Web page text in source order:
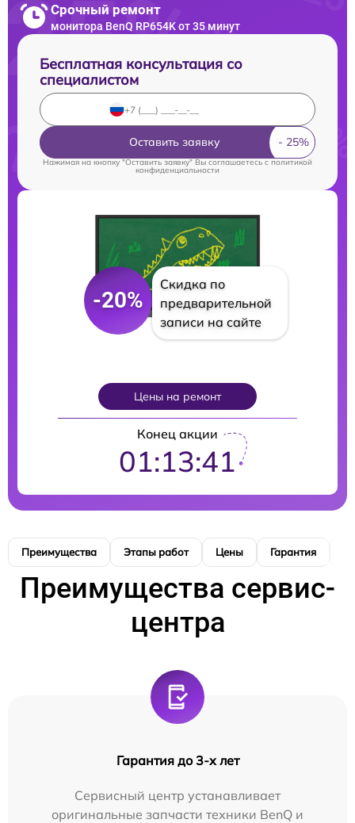
Срочный ремонт
монитора BenQ RP654K от 35 минут
Бесплатная консультация со
специалистом
Оставить заявку
Нажимая на кнопку "Оставить заявку" Вы соглашаетесь cполитикой
конфиденциальности
-20%
Скидка по
предварительной
записи на сайте
Цены на ремонт
Конец акции
01:13:40
Преимущества Этапы работ Цены Гарантия
Преимущества сервис-
центра
Гарантия до 3-х лет
Сервисный центр устанавливает
оригинальные запчасти техники BenQ и